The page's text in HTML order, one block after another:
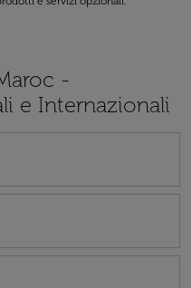
-
e Internazionali